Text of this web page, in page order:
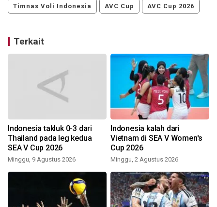
Timnas Voli Indonesia AVC Cup AVC Cup 2026
Terkait
Indonesia takluk 0-3 dari
Thailand pada leg kedua
SEA V Cup 2026
Minggu, 9 Agustus 2026
Indonesia kalah dari
Vietnam di SEA V Women's
Cup 2026
Minggu, 2 Agustus 2026